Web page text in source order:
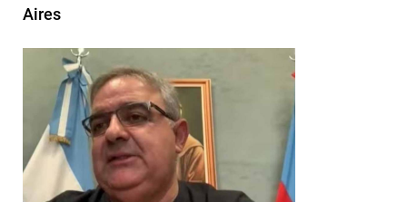
Aires